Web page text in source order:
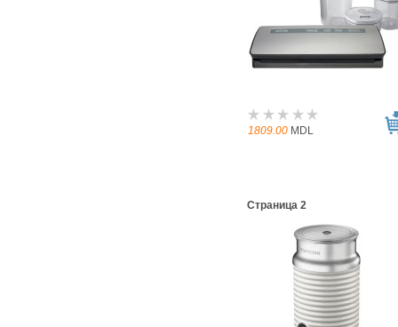
1809.00 MDL
Страница 2